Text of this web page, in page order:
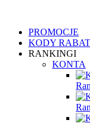
PROMOCJE
KODY
RANKINGI
KONTA